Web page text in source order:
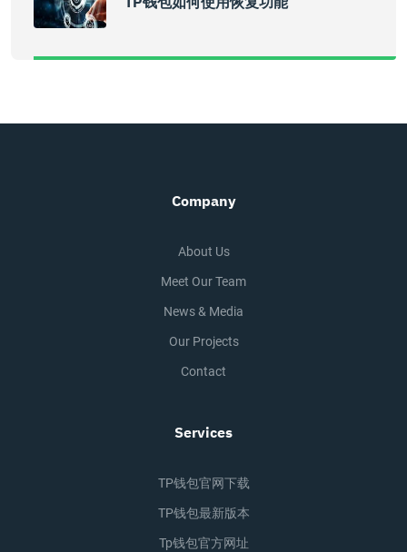
Company
About Us
Meet Our Team
News & Media
Our Projects
Contact
Services
TP钱包官网下载
TP钱包最新版本
Tp钱包官方网址